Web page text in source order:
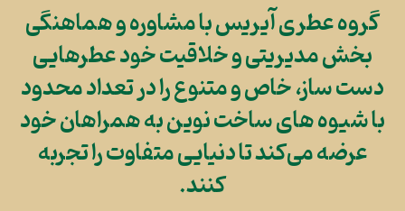
گروه عطری آیریس با مشاوره و هماهنگی
بخش مدیریتی و خلاقیت خود عطرهایی
دست ساز، خاص و متنوع را در تعداد محدود
با شیوه های ساخت نوین به همراهان خود
عرضه می‌کند تا دنیایی متفاوت را تجربه
کنند.